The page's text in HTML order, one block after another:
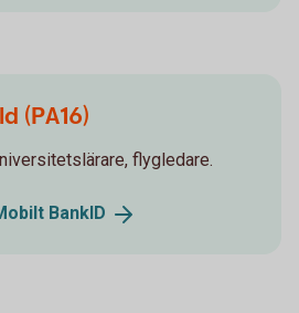
(PA16)
flygledare.
BankID